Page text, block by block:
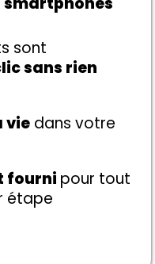
sont
sans rien
vie dans votre
fourni pour tout
étape